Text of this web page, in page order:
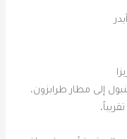
إلى مطار طرابزون،